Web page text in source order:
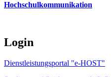
Hochschulkommunikation
Login
Dienstleistungsportal "e-HOST"